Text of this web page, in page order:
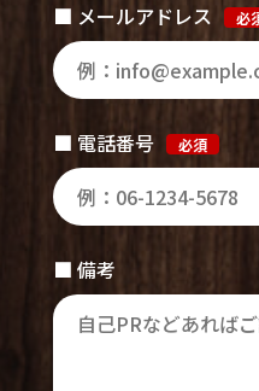
■ メールアドレス 必
■ 電話番号 必須
■ 備考